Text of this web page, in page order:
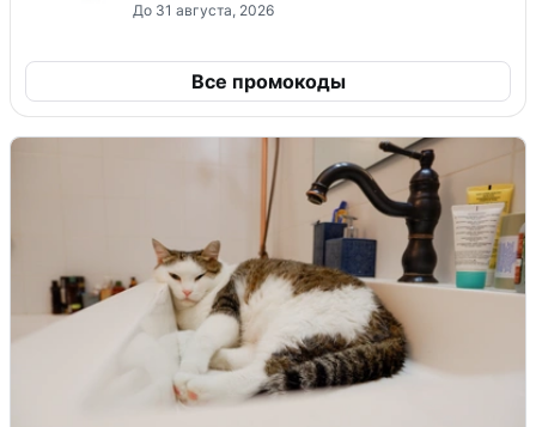
До 31 августа, 2026
Все промокоды